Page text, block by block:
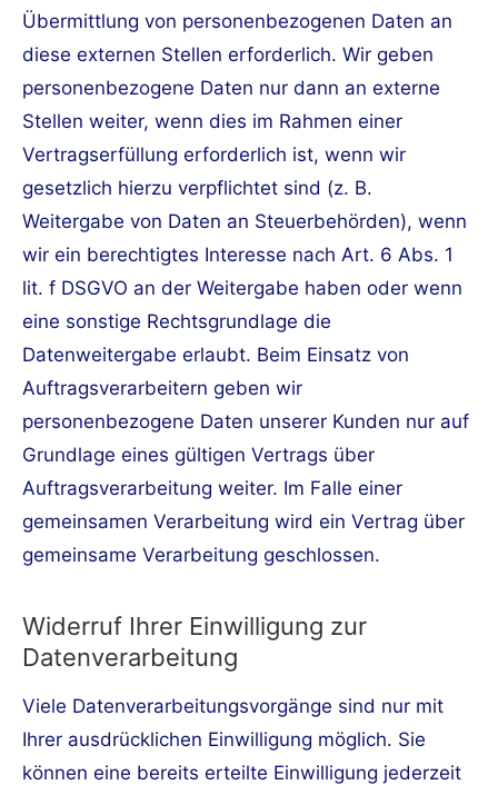
Übermittlung von personenbezogenen Daten an
diese externen Stellen erforderlich. Wir geben
personenbezogene Daten nur dann an externe
Stellen weiter, wenn dies im Rahmen einer
Vertragserfüllung erforderlich ist, wenn wir
gesetzlich hierzu verpflichtet sind (z. B.
Weitergabe von Daten an Steuerbehörden), wenn
wir ein berechtigtes Interesse nach Art. 6 Abs. 1
lit. f DSGVO an der Weitergabe haben oder wenn
eine sonstige Rechtsgrundlage die
Datenweitergabe erlaubt. Beim Einsatz von
Auftragsverarbeitern geben wir
personenbezogene Daten unserer Kunden nur auf
Grundlage eines gültigen Vertrags über
Auftragsverarbeitung weiter. Im Falle einer
gemeinsamen Verarbeitung wird ein Vertrag über
gemeinsame Verarbeitung geschlossen.
Widerruf Ihrer Einwilligung zur
Datenverarbeitung
Viele Datenverarbeitungsvorgänge sind nur mit
Ihrer ausdrücklichen Einwilligung möglich. Sie
können eine bereits erteilte Einwilligung jederzeit